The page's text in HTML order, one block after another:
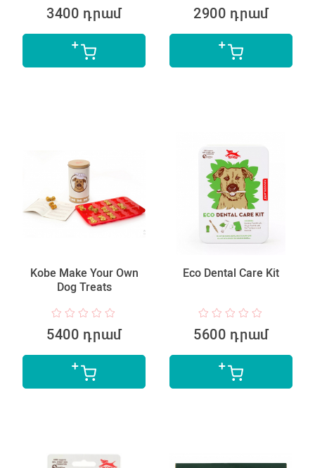
3400 դրամ 2900 դրամ
Kobe Make Your Own
Dog Treats
5400 դրամ
Eco Dental Care Kit
5600 դրամ